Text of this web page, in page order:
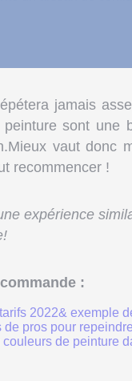
jamais
peinture sont une
vaut donc
recommencer !
expérience
:
2022& exemple
de pros pour
de peinture